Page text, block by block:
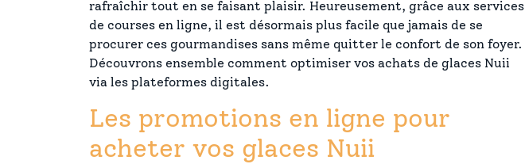
rafraîchir tout en se faisant plaisir. Heureusement, grâce aux services
de courses en ligne, il est désormais plus facile que jamais de se
procurer ces gourmandises sans même quitter le confort de son foyer.
Découvrons ensemble comment optimiser vos achats de glaces Nuii
via les plateformes digitales.
Les promotions en ligne pour
acheter vos glaces Nuii